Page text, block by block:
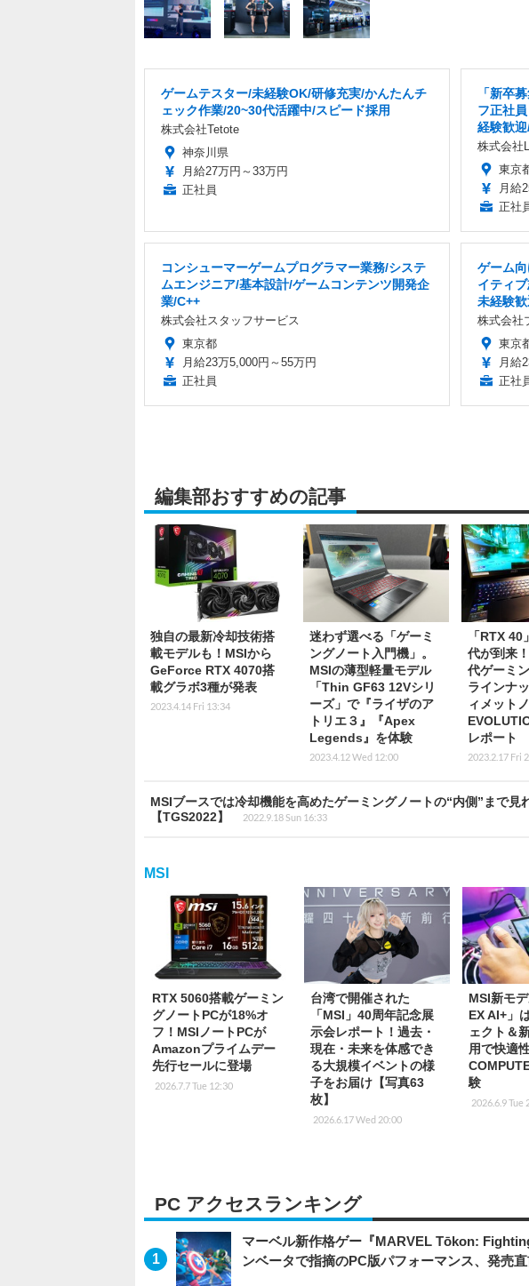
ゲームテスター/未経験OK/研修充実/かんたんチ
ェック作業/20~30代活躍中/スピード採用
株式会社Tetote
神奈川県
月給27万円～33万円
正社員
「新卒
フ正社
経験歓
株式会社
東京
月給
正社
コンシューマーゲームプログラマー業務/システ
ムエンジニア/基本設計/ゲームコンテンツ開発企
業/C++
株式会社スタッフサービス
東京都
月給23万5,000円～55万円
正社員
ゲーム
イティ
未経験
株式会社
東京
月給
正社
編集部おすすめの記事
独自の最新冷却技術搭
載モデルも！MSIから
GeForce RTX 4070搭
載グラボ3種が発表
2023.4.14 Fri 13:34
迷わず選べる「ゲーミ
ングノート入門機」。
MSIの薄型軽量モデル
「Thin GF63 12Vシリ
ーズ」で『ライザのア
トリエ３』『Apex
Legends』を体験
2023.4.12 Wed 12:00
「RTX
代が到来
代ゲーミ
ラインナ
ィメット
レポート
2023.2.17 Fri
MSIブースでは冷却機能を高めたゲーミングノートの“内側”まで
【TGS2022】
2022.9.18 Sun 16:33
MSI
RTX 5060搭載ゲーミン
グノートPCが18%オ
フ！MSIノートPCが
Amazonプライムデー
先行セールに登場
2026.7.7 Tue 12:30
台湾で開催された
「MSI」40周年記念展
示会レポート！過去・
現在・未来を体感でき
る大規模イベントの様
子をお届け【写真63
枚】
2026.6.17 Wed 20:00
MSI新モ
EX AI+」
ェクト＆
用で快適
験
2026.6.9 Tue
PC アクセスランキング
マーベル新作格ゲー『MARVEL Tōkon:
ンベータで指摘のPC版パフォーマンス、発売